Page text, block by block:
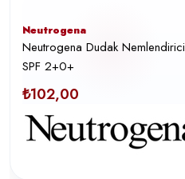
Neutrogena
Neutrogena Dudak Nemlendirici
SPF 2+0+
₺102,00